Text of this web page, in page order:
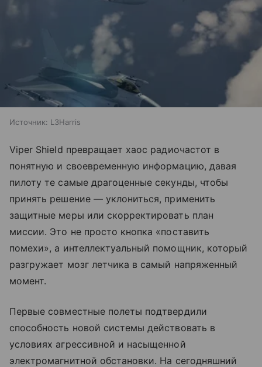
Источник: L3Harris
Viper Shield превращает хаос радиочастот в
понятную и своевременную информацию, давая
пилоту те самые драгоценные секунды, чтобы
принять решение — уклониться, применить
защитные меры или скорректировать план
миссии. Это не просто кнопка «поставить
помехи», а интеллектуальный помощник, который
разгружает мозг летчика в самый напряженный
момент.
Первые совместные полеты подтвердили
способность новой системы действовать в
условиях агрессивной и насыщенной
электромагнитной обстановки. На сегодняшний